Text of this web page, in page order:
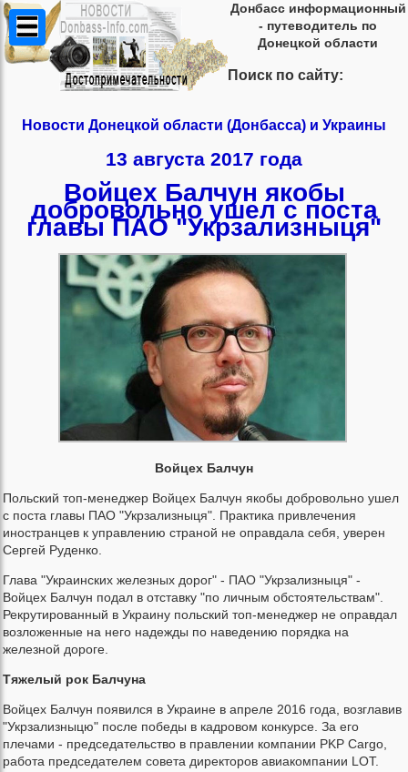
Донбасс информационный
- путеводитель по
Донецкой области
Поиск по сайту:
Новости Донецкой области (Донбасса) и Украины
13 августа 2017 года
Войцех Балчун якобы
добровольно ушел с поста
главы ПАО "Укрзализныця"
Войцех Балчун
Польский топ-менеджер Войцех Балчун якобы добровольно ушел
с поста главы ПАО "Укрзализныця". Практика привлечения
иностранцев к управлению страной не оправдала себя, уверен
Сергей Руденко.
Глава "Украинских железных дорог" - ПАО "Укрзализныця" -
Войцех Балчун подал в отставку "по личным обстоятельствам".
Рекрутированный в Украину польский топ-менеджер не оправдал
возложенные на него надежды по наведению порядка на
железной дороге.
Тяжелый рок Балчуна
Войцех Балчун появился в Украине в апреле 2016 года, возглавив
"Укрзализныцю" после победы в кадровом конкурсе. За его
плечами - председательство в правлении компании PKP Cargo,
работа председателем совета директоров авиакомпании LOT.